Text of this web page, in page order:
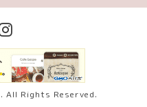
. All Rights Reserved.